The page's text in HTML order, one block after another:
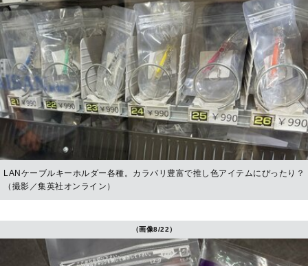
LANケーブルキーホルダー各種。カラバリ豊富で推し色アイテムにぴったり？
（撮影／集英社オンライン）
（画像8/22）